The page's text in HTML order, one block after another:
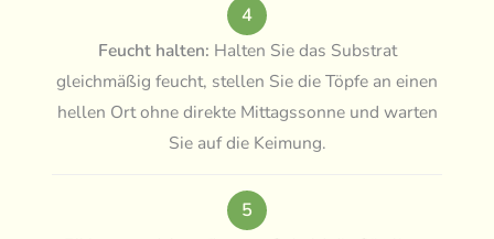
4
Feucht halten: Halten Sie das Substrat
gleichmäßig feucht, stellen Sie die Töpfe an einen
hellen Ort ohne direkte Mittagssonne und warten
Sie auf die Keimung.
5